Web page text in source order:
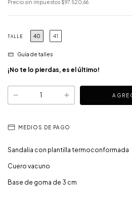
Precio sin impuestos $97.520,66
TALLE 40 41
Guía de talles
¡No te lo pierdas, es el último!
MEDIOS DE PAGO
Sandalia con plantilla termoconformada
Cuero vacuno
Base de goma de 3 cm